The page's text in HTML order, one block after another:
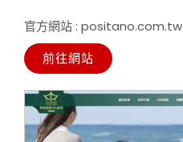
官方網站 : positano.com.tw
前往網站